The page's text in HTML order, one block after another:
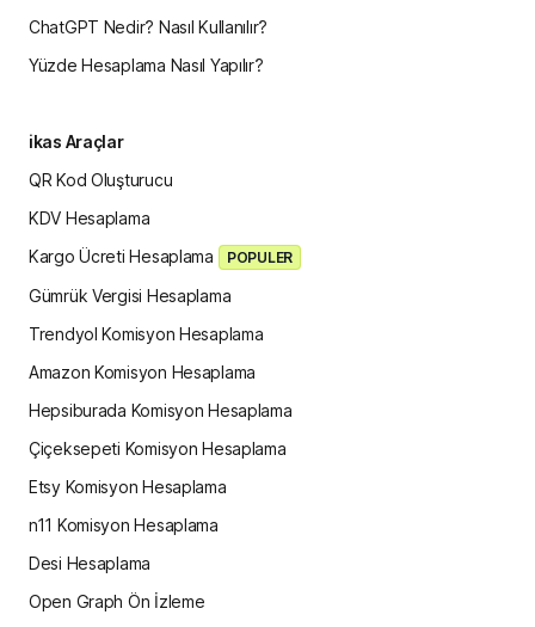
ChatGPT Nedir? Nasıl Kullanılır?
Yüzde Hesaplama Nasıl Yapılır?
ikas Araçlar
QR Kod Oluşturucu
KDV Hesaplama
Kargo Ücreti Hesaplama
POPULER
Gümrük Vergisi Hesaplama
Trendyol Komisyon Hesaplama
Amazon Komisyon Hesaplama
Hepsiburada Komisyon Hesaplama
Çiçeksepeti Komisyon Hesaplama
Etsy Komisyon Hesaplama
n11 Komisyon Hesaplama
Desi Hesaplama
Open Graph Ön İzleme